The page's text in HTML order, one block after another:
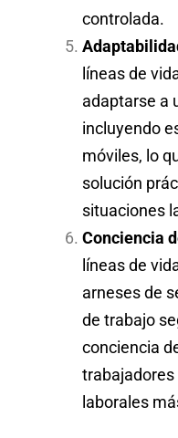
controlada.
líneas de
adaptarse a
incluyendo
móviles, lo
solución
situaciones
Conciencia
líneas de
arneses de
de trabajo
conciencia
laborales